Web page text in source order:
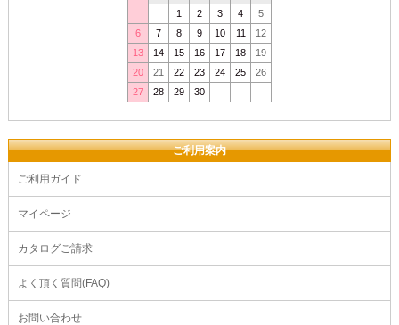
1
2 3 4
5
6
7 8 9 10 11
12
13
14 15 16 17 18
19
20
21 22 23 24 25
26
27
28 29 30
ご利用案内
ご利用ガイド
マイページ
カタログご請求
よく頂く質問(FAQ)
お問い合わせ